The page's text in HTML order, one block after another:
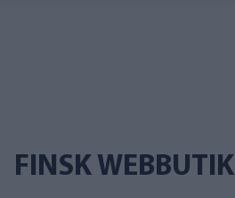
FINSK WEBBUTIK